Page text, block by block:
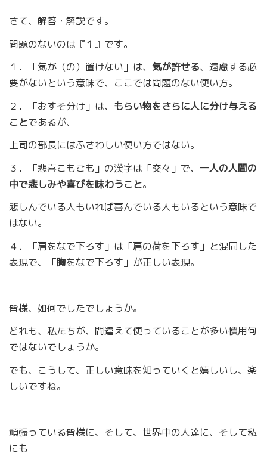
さて、解答・解説です。
問題のないのは『１ 』です。
１．「気が（の）置けない」は、 気が許せる、遠慮する必
要がないという意味で、ここでは問題のない使い方。
２．「おすそ分け」は、 もらい物をさらに人に分け与える
ことであるが、
上司の部長にはふさわしい使い方ではない。
３．「悲喜こもごも」の漢字は「交々」で、 一人の人間の
中で悲しみや喜びを味わうこと。
悲しんでいる人もいれば喜んでいる人もいるという意味で
はない。
４．「肩をなで下ろす」は「肩の荷を下ろす」と混同した
表現で、「胸をなで下ろす」が正しい表現。
皆様、如何でしたでしょうか。
どれも、私たちが、間違えて使っていることが多い慣用句
ではないでしょうか。
でも、こうして、正しい意味を知っていくと嬉しいし、楽
しいですね。
頑張っている皆様に、そして、世界中の人達に、そして私
にも